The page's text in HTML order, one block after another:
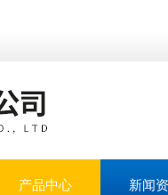
产品中心 新闻